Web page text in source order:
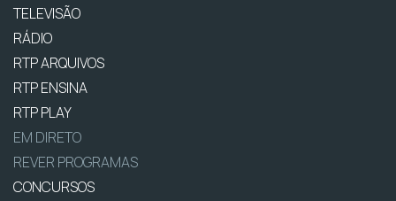
TELEVISÃO
RÁDIO
RTP ARQUIVOS
RTP ENSINA
RTP PLAY
EM DIRETO
REVER PROGRAMAS
CONCURSOS